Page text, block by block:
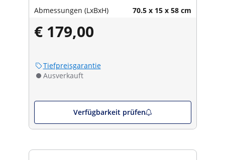
Abmessungen (LxBxH) 70.5 x 15 x 58 cm
€ 179,00
Tiefpreisgarantie
Ausverkauft
Verfügbarkeit prüfen